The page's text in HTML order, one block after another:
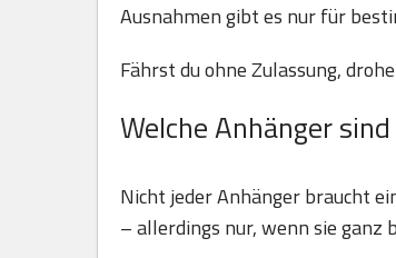
Ausnahmen gibt es nur für
Fährst du ohne Zulassung,
Welche Anhänger
Nicht jeder Anhänger braucht
– allerdings nur, wenn sie